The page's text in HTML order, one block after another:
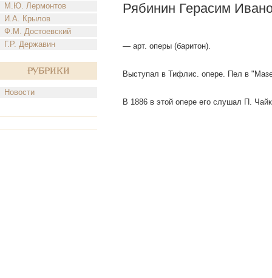
М.Ю. Лермонтов
И.А. Крылов
Ф.М. Достоевский
Г.Р. Державин
Рубрики
Новости
Рябинин Герасим
— арт. оперы (баритон).
Выступал в Тифлис. опере. Пел в
В 1886 в этой опере его слушал П.